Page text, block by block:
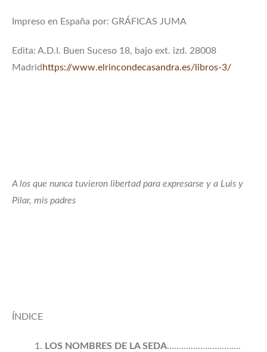
Impreso en España por: GRÁFICAS JUMA
Edita: A.D.I. Buen Suceso 18, bajo ext. izd. 28008
Madrid https://www.elrincondecasandra.es/libros-3/
A los que nunca tuvieron libertad para expresarse y a Luis y
Pilar, mis padres
ÍNDICE
LOS NOMBRES DE LA SEDA………………………….